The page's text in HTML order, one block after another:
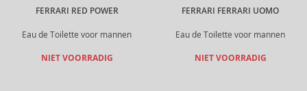
FERRARI RED POWER
Eau de Toilette voor mannen
NIET VOORRADIG
FERRARI FERRARI UOMO
Eau de Toilette voor mannen
NIET VOORRADIG